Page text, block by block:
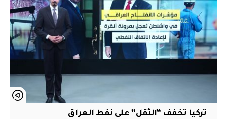
تركيا تخفف “الثقل” على نفط العراق